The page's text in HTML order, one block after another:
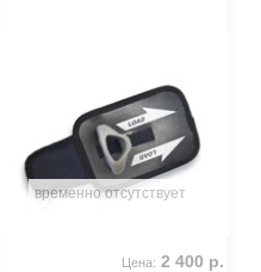
временно отсутствует
Цена: 2 400 р.